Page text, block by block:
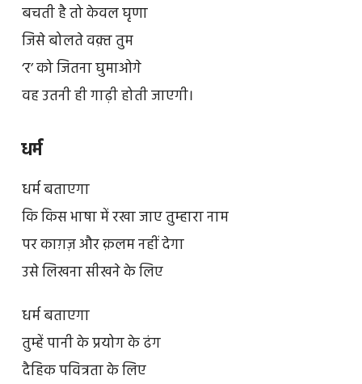
बचती है तो केवल घृणा
जिसे बोलते वक़्त तुम
‘र’ को जितना घुमाओगे
वह उतनी ही गाढ़ी होती जाएगी।
धर्म
धर्म बताएगा
कि किस भाषा में रखा जाए तुम्हारा नाम
पर काग़ज़ और क़लम नहीं देगा
उसे लिखना सीखने के लिए
धर्म बताएगा
तुम्हें पानी के प्रयोग के ढंग
दैहिक पवित्रता के लिए